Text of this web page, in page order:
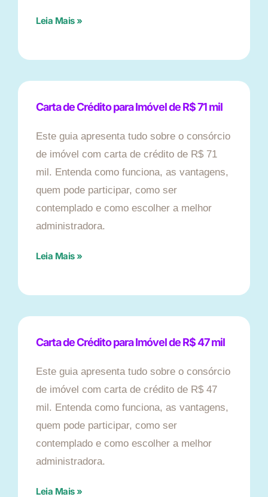
Leia Mais »
Carta de Crédito para Imóvel de R$ 71 mil
Este guia apresenta tudo sobre o consórcio
de imóvel com carta de crédito de R$ 71
mil. Entenda como funciona, as vantagens,
quem pode participar, como ser
contemplado e como escolher a melhor
administradora.
Leia Mais »
Carta de Crédito para Imóvel de R$ 47 mil
Este guia apresenta tudo sobre o consórcio
de imóvel com carta de crédito de R$ 47
mil. Entenda como funciona, as vantagens,
quem pode participar, como ser
contemplado e como escolher a melhor
administradora.
Leia Mais »